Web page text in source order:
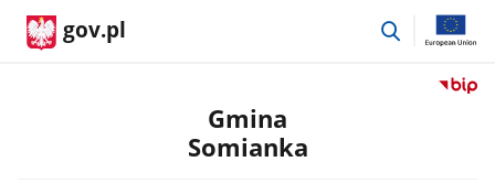
gov.pl
przejdź
Przejdź
Gmina
Somianka